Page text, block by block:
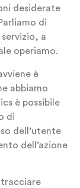
desiderate
di
a
operiamo.
è
abbiamo
è possibile
di
dell’utente
dell’azione
tracciare